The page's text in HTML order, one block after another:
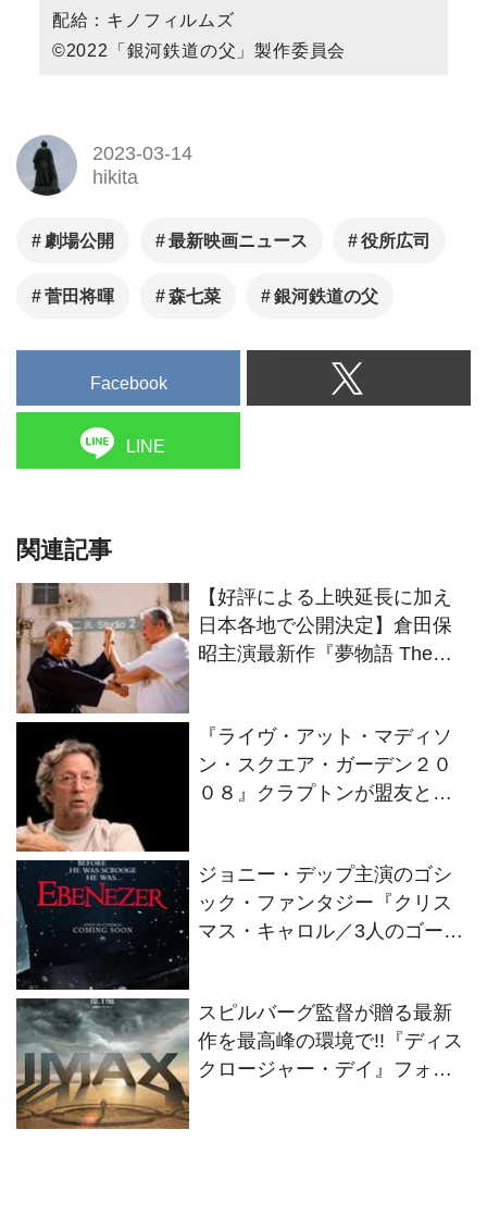
配給：キノフィルムズ
©2022「銀河鉄道の父」製作委員会
2023-03-14
hikita
劇場公開 最新映画ニュース 役所広司
菅田将暉 森七菜 銀河鉄道の父
Facebook
LINE
関連記事
【好評による上映延長に加え
日本各地で公開決定】倉田保
昭主演最新作『夢物語 The
『ライヴ・アット・マディソ
ン・スクエア・ガーデン２０
０８』クラプトンが盟友との
ジョニー・デップ主演のゴシ
ック・ファンタジー『クリス
マス・キャロル／3人のゴース
スピルバーグ監督が贈る最新
作を最高峰の環境で!!『ディス
クロージャー・デイ』フォー